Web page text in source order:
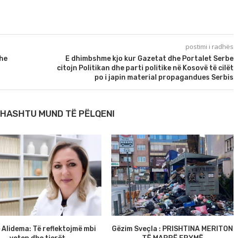
postimi i radhës
E dhimbshme kjo kur Gazetat dhe Portalet Serbe
citojn Politikan dhe parti politike në Kosovë të cilët
po i japin material propagandues Serbis
MUND TË PËLQENI
Alidema: Të reflektojmë mbi
Gëzim Sveçla : PRISHTINA MERITON